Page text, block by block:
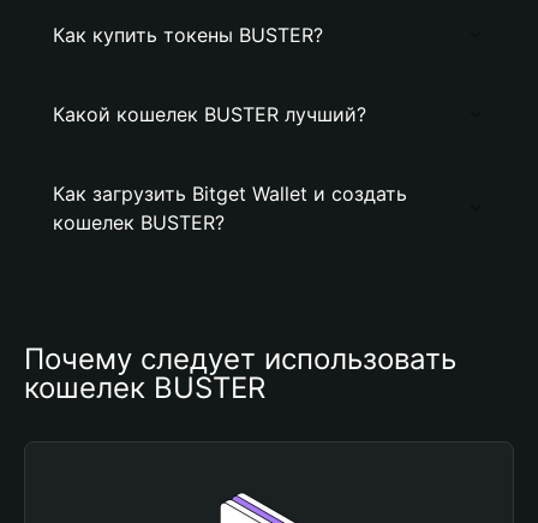
Как купить токены BUSTER?
Какой кошелек BUSTER лучший?
Как загрузить Bitget Wallet и создать
кошелек BUSTER?
Почему следует использовать
кошелек BUSTER